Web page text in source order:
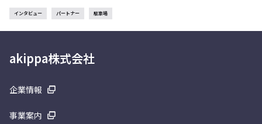
インタビュー パートナー 駐車場
akippa株式会社
企業情報
事業案内